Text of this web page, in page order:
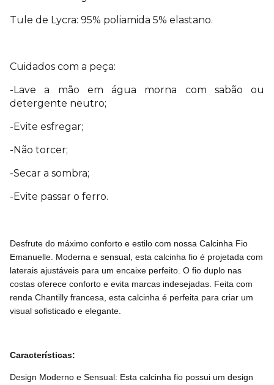
Tule de Lycra: 95% poliamida 5% elastano.
Cuidados com a peça:
-Lave a mão em água morna com sabão ou
detergente neutro;
-Evite esfregar;
-Não torcer;
-Secar a sombra;
-Evite passar o ferro.
Desfrute do máximo conforto e estilo com nossa Calcinha Fio
Emanuelle. Moderna e sensual, esta calcinha fio é projetada com
laterais ajustáveis para um encaixe perfeito. O fio duplo nas
costas oferece conforto e evita marcas indesejadas. Feita com
renda Chantilly francesa, esta calcinha é perfeita para criar um
visual sofisticado e elegante.
Características:
Design Moderno e Sensual: Esta calcinha fio possui um design